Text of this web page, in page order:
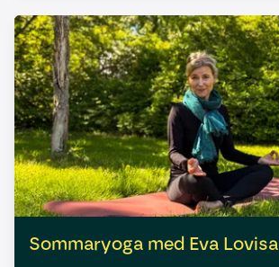
Sommaryoga med Eva Lovisa